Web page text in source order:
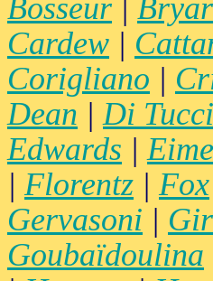
Bosseur |
Cardew |
Corigliano |
Dean | Di Tucci
Edwards |
| Florentz | Fox
Gervasoni |
Goubaïdoulina